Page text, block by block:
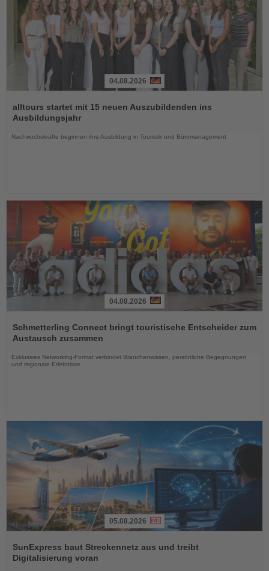
Sie
die
04.08.2026
alltours startet mit 15 neuen Auszubildenden ins
Ausbildungsjahr
Nachwuchskräfte beginnen ihre Ausbildung in Touristik und Büromanagement
Sie
die
04.08.2026
Schmetterling Connect bringt touristische Entscheider zum
Austausch zusammen
Exklusives Networking-Format verbindet Branchenwissen, persönliche Begegnungen
und regionale Erlebnisse
Sie
die
Nachrichten
05.08.2026
SunExpress baut Streckennetz aus und treibt
Digitalisierung voran